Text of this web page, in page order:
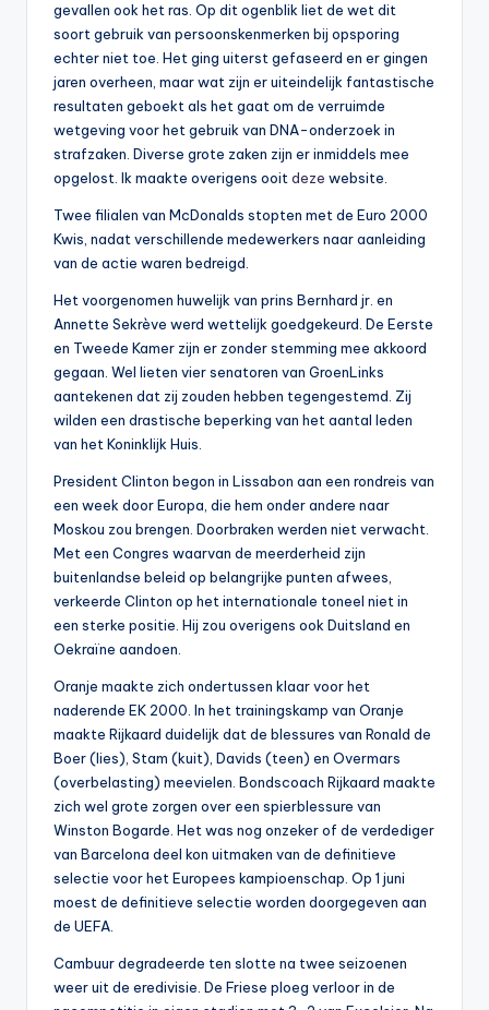
gevallen ook het ras. Op dit ogenblik liet de wet dit
soort gebruik van persoonskenmerken bij opsporing
echter niet toe. Het ging uiterst gefaseerd en er gingen
jaren overheen, maar wat zijn er uiteindelijk fantastische
resultaten geboekt als het gaat om de verruimde
wetgeving voor het gebruik van DNA-onderzoek in
strafzaken. Diverse grote zaken zijn er inmiddels mee
opgelost. Ik maakte overigens ooit deze website.
Twee filialen van McDonalds stopten met de Euro 2000
Kwis, nadat verschillende medewerkers naar aanleiding
van de actie waren bedreigd.
Het voorgenomen huwelijk van prins Bernhard jr. en
Annette Sekrève werd wettelijk goedgekeurd. De Eerste
en Tweede Kamer zijn er zonder stemming mee akkoord
gegaan. Wel lieten vier senatoren van GroenLinks
aantekenen dat zij zouden hebben tegengestemd. Zij
wilden een drastische beperking van het aantal leden
van het Koninklijk Huis.
President Clinton begon in Lissabon aan een rondreis van
een week door Europa, die hem onder andere naar
Moskou zou brengen. Doorbraken werden niet verwacht.
Met een Congres waarvan de meerderheid zijn
buitenlandse beleid op belangrijke punten afwees,
verkeerde Clinton op het internationale toneel niet in
een sterke positie. Hij zou overigens ook Duitsland en
Oekraïne aandoen.
Oranje maakte zich ondertussen klaar voor het
naderende EK 2000. In het trainingskamp van Oranje
maakte Rijkaard duidelijk dat de blessures van Ronald de
Boer (lies), Stam (kuit), Davids (teen) en Overmars
(overbelasting) meevielen. Bondscoach Rijkaard maakte
zich wel grote zorgen over een spierblessure van
Winston Bogarde. Het was nog onzeker of de verdediger
van Barcelona deel kon uitmaken van de definitieve
selectie voor het Europees kampioenschap. Op 1 juni
moest de definitieve selectie worden doorgegeven aan
de UEFA.
Cambuur degradeerde ten slotte na twee seizoenen
weer uit de eredivisie. De Friese ploeg verloor in de